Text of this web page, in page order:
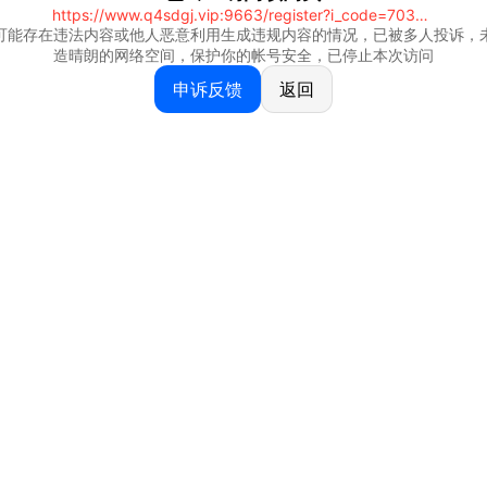
https://www.q4sdgj.vip:9663/register?i_code=70328081
能存在违法内容或他人恶意利用生成违规内容的情况，已被多人投诉，
造晴朗的网络空间，保护你的帐号安全，已停止本次访问
申诉反馈 返回